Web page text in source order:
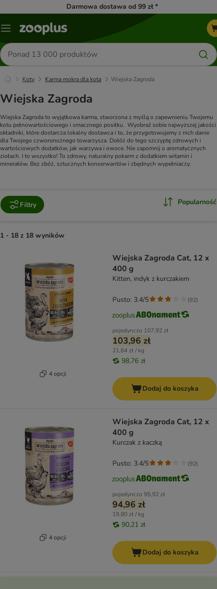
Darmowa dostawa od 99 zł *
Menu
Szukaj
produktów
Koty Karma mokra dla kota Wiejska Zagroda
Wiejska Zagroda
Wiejska Zagroda to wyjątkowa karma, stworzona z myślą o zapewnieniu Twojemu
kotu pełnowartościowego i smacznego posiłku. Wyobraź sobie najwyższej jakości
składniki, które dostarcza lokalny dostawca i to, że przygotowujemy z nich danie
dla Twojego czworonożnego towarzysza. Dołóż do tego szczyptę zdrowych i
wartościowych dodatków, jak warzywa i owoce. Nie zapomnij o aromatycznych
ziołach. I to wszystko! To zdrowy, naturalny pokarm z dodatkiem witamin i
minerałów. Bez zbóż, sztucznych konserwantów i zbędnych wypełniaczy.
Filtry Popularność
1 - 18 z 18 wyników
4 opcji
Wiejska Zagroda Cat, 12 x
400 g
Kitten, indyk z kurczakiem
pojedynczo 107,92 zł
103,96 zł
21,64 zł / kg
98,76 zł
Pusto: 3.4/5 (92)
Dodaj do koszyka
4 opcji
Wiejska Zagroda Cat, 12 x
400 g
Kurczak z kaczką
pojedynczo 95,92 zł
94,96 zł
19,80 zł / kg
90,21 zł
Pusto: 3.4/5 (92)
Dodaj do koszyka